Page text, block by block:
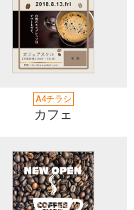
A4チラシ
カフェ